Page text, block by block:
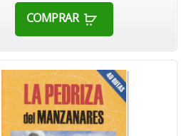
COMPRAR